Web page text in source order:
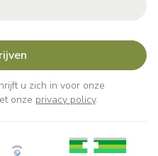
u zich in voor onze
onze privacy policy.